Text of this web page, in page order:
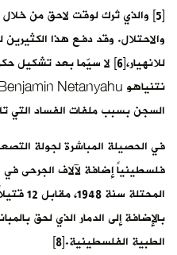
[5] والذي تُرك لوقت لاحق من
والاحتلال. وقد دفع هذا
للانهيار،[6] لا سيّما بعد
السجن بسبب ملفات الفساد التي
فلسطينياً إضافة لآلاف الجرحى
بالإضافة إلى الدمار الذي لحق
الطبية الفلسطينية.[8]